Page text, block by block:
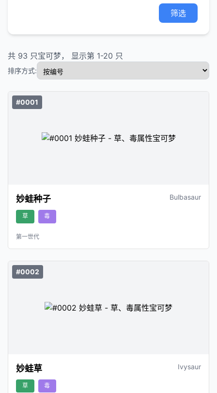
筛选
共 93 只宝可梦， 显示第 1-20 只
排序方式:
#0001
妙蛙种子 Bulbasaur
草 毒
第一世代
#0002
妙蛙草 Ivysaur
草 毒